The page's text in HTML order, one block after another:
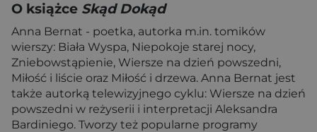
O książce Skąd Dokąd
Anna Bernat - poetka, autorka m.in. tomików
wierszy: Biała Wyspa, Niepokoje starej nocy,
Zniebowstąpienie, Wiersze na dzień powszedni,
Miłość i liście oraz Miłość i drzewa. Anna Bernat jest
także autorką telewizyjnego cyklu: Wiersze na dzień
powszedni w reżyserii i interpretacji Aleksandra
Bardiniego. Tworzy też popularne programy